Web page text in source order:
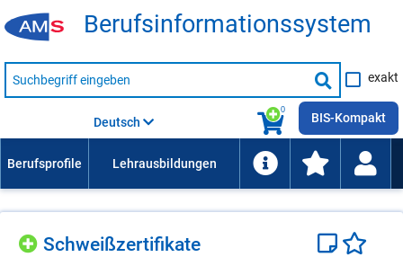
Be­rufs­in­for­ma­ti­ons­sys­tem
Suche
nach
Suche
starten
exakt
0
Deutsch BIS-Kompakt
Schweiß­zer­ti­fi­ka­te